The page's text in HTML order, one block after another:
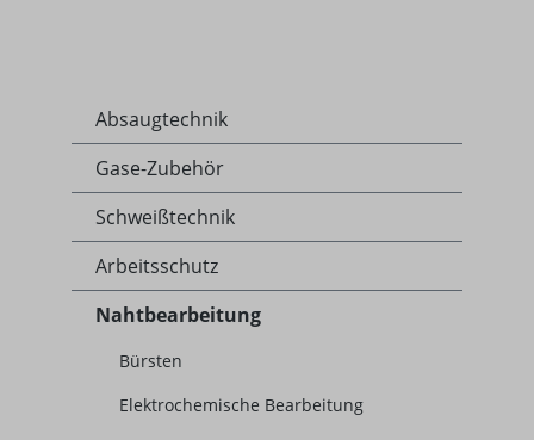
Absaugtechnik
Gase-Zubehör
Schweißtechnik
Arbeitsschutz
Nahtbearbeitung
Bürsten
Elektrochemische Bearbeitung